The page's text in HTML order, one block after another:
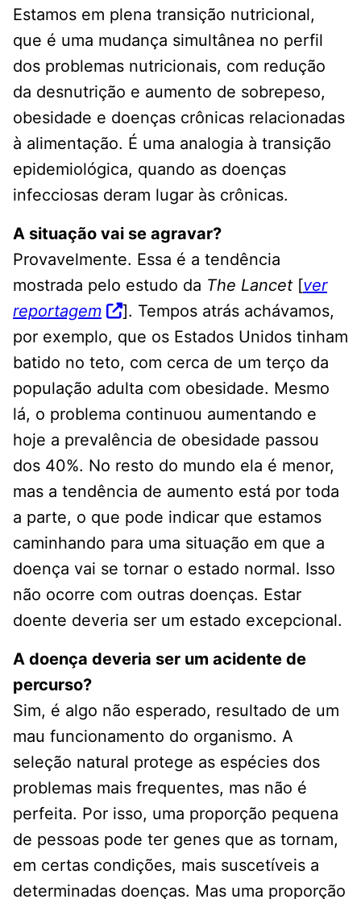
Estamos em plena transição nutricional,
que é uma mudança simultânea no perfil
dos problemas nutricionais, com redução
da desnutrição e aumento de sobrepeso,
obesidade e doenças crônicas relacionadas
à alimentação. É uma analogia à transição
epidemiológica, quando as doenças
infecciosas deram lugar às crônicas.
A situação vai se agravar?
Provavelmente. Essa é a tendência
mostrada pelo estudo da The Lancet [ver
reportagem
]. Tempos atrás achávamos,
por exemplo, que os Estados Unidos tinham
batido no teto, com cerca de um terço da
população adulta com obesidade. Mesmo
lá, o problema continuou aumentando e
hoje a prevalência de obesidade passou
dos 40%. No resto do mundo ela é menor,
mas a tendência de aumento está por toda
a parte, o que pode indicar que estamos
caminhando para uma situação em que a
doença vai se tornar o estado normal. Isso
não ocorre com outras doenças. Estar
doente deveria ser um estado excepcional.
A doença deveria ser um acidente de
percurso?
Sim, é algo não esperado, resultado de um
mau funcionamento do organismo. A
seleção natural protege as espécies dos
problemas mais frequentes, mas não é
perfeita. Por isso, uma proporção pequena
de pessoas pode ter genes que as tornam,
em certas condições, mais suscetíveis a
determinadas doenças. Mas uma proporção